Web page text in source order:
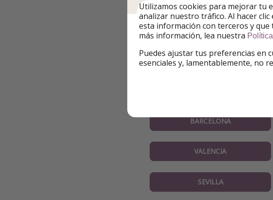
Otras opciones
✈️ Encuentra aquí los vuelos
BARCELONA
VALENCIA
SEVILLA
Utilizamos cookies para mejorar tu
analizar nuestro tráfico. Al hacer
esta información con terceros y que
más información, lea nuestra
Puedes ajustar tus preferencias en
esenciales y, lamentablemente, no